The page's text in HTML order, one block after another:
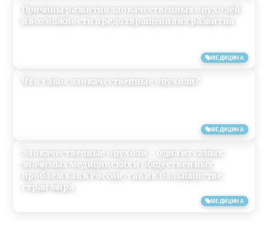
МЕДИЦИНА
Причины развития злокачественных опухолей
и возможности предотвращения их развития
МЕДИЦИНА
Что такое злокачественные опухоли?
МЕДИЦИНА
Злокачественные опухоли – одна из самых
значимых медицинских и обществен ных
проблем как в России, так и в большинстве
стран мира